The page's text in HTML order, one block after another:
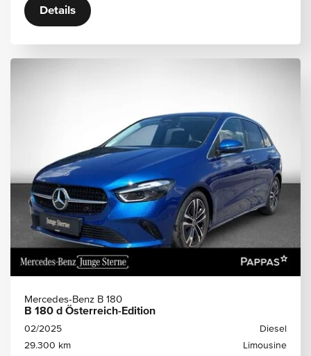
Details
Mercedes-Benz B 180
B 180 d Österreich-Edition
02/2025
Diesel
29.300 km
Limousine